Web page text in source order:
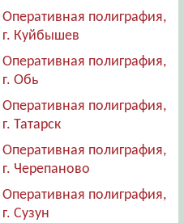
Оперативная полиграфия,
г. Куйбышев
Оперативная полиграфия,
г. Обь
Оперативная полиграфия,
г. Татарск
Оперативная полиграфия,
г. Черепаново
Оперативная полиграфия,
г. Сузун